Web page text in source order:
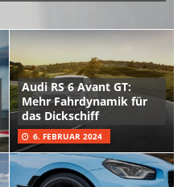
Audi RS 6 Avant GT:
Mehr Fahrdynamik für
das Dickschiff
6. FEBRUAR 2024